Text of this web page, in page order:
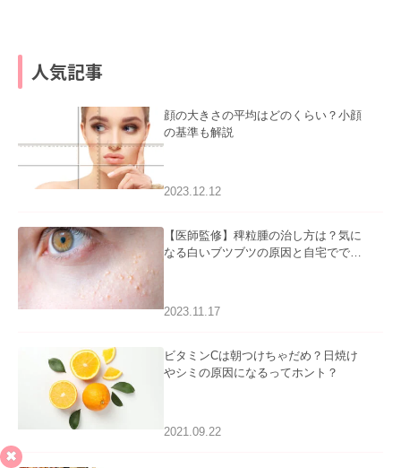
人気記事
顔の大きさの平均はどのくらい？小顔
の基準も解説
2023.12.12
【医師監修】稗粒腫の治し方は？気に
なる白いブツブツの原因と自宅ででき
2023.11.17
ビタミンCは朝つけちゃだめ？日焼け
やシミの原因になるってホント？
2021.09.22